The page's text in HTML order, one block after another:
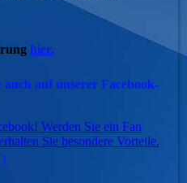
hier.
auf unserer Facebook-
Werden Sie ein Fan
Sie besondere Vorteile.
!